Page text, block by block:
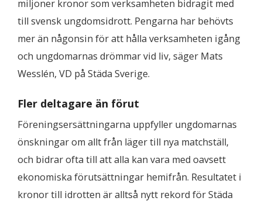
miljoner kronor som verksamheten bidragit med
till svensk ungdomsidrott. Pengarna har behövts
mer än någonsin för att hålla verksamheten igång
och ungdomarnas drömmar vid liv, säger Mats
Wesslén, VD på Städa Sverige.
Fler deltagare än förut
Föreningsersättningarna uppfyller ungdomarnas
önskningar om allt från läger till nya matchställ,
och bidrar ofta till att alla kan vara med oavsett
ekonomiska förutsättningar hemifrån. Resultatet i
kronor till idrotten är alltså nytt rekord för Städa